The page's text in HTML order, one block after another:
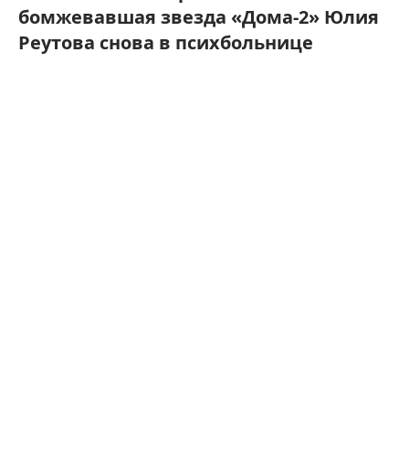
бомжевавшая звезда «Дома-2» Юлия
Реутова снова в психбольнице